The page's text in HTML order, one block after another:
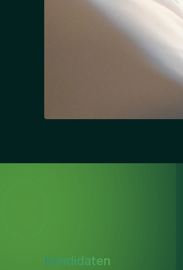
Kandidaten